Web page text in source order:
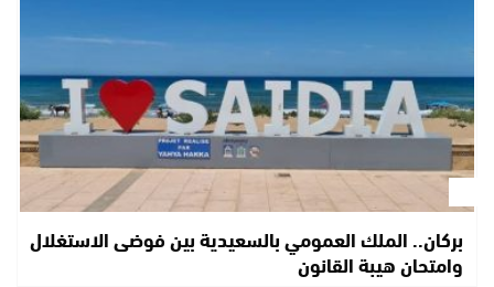
بركان.. الملك العمومي بالسعيدية بين فوضى الاستغلال
وامتحان هيبة القانون